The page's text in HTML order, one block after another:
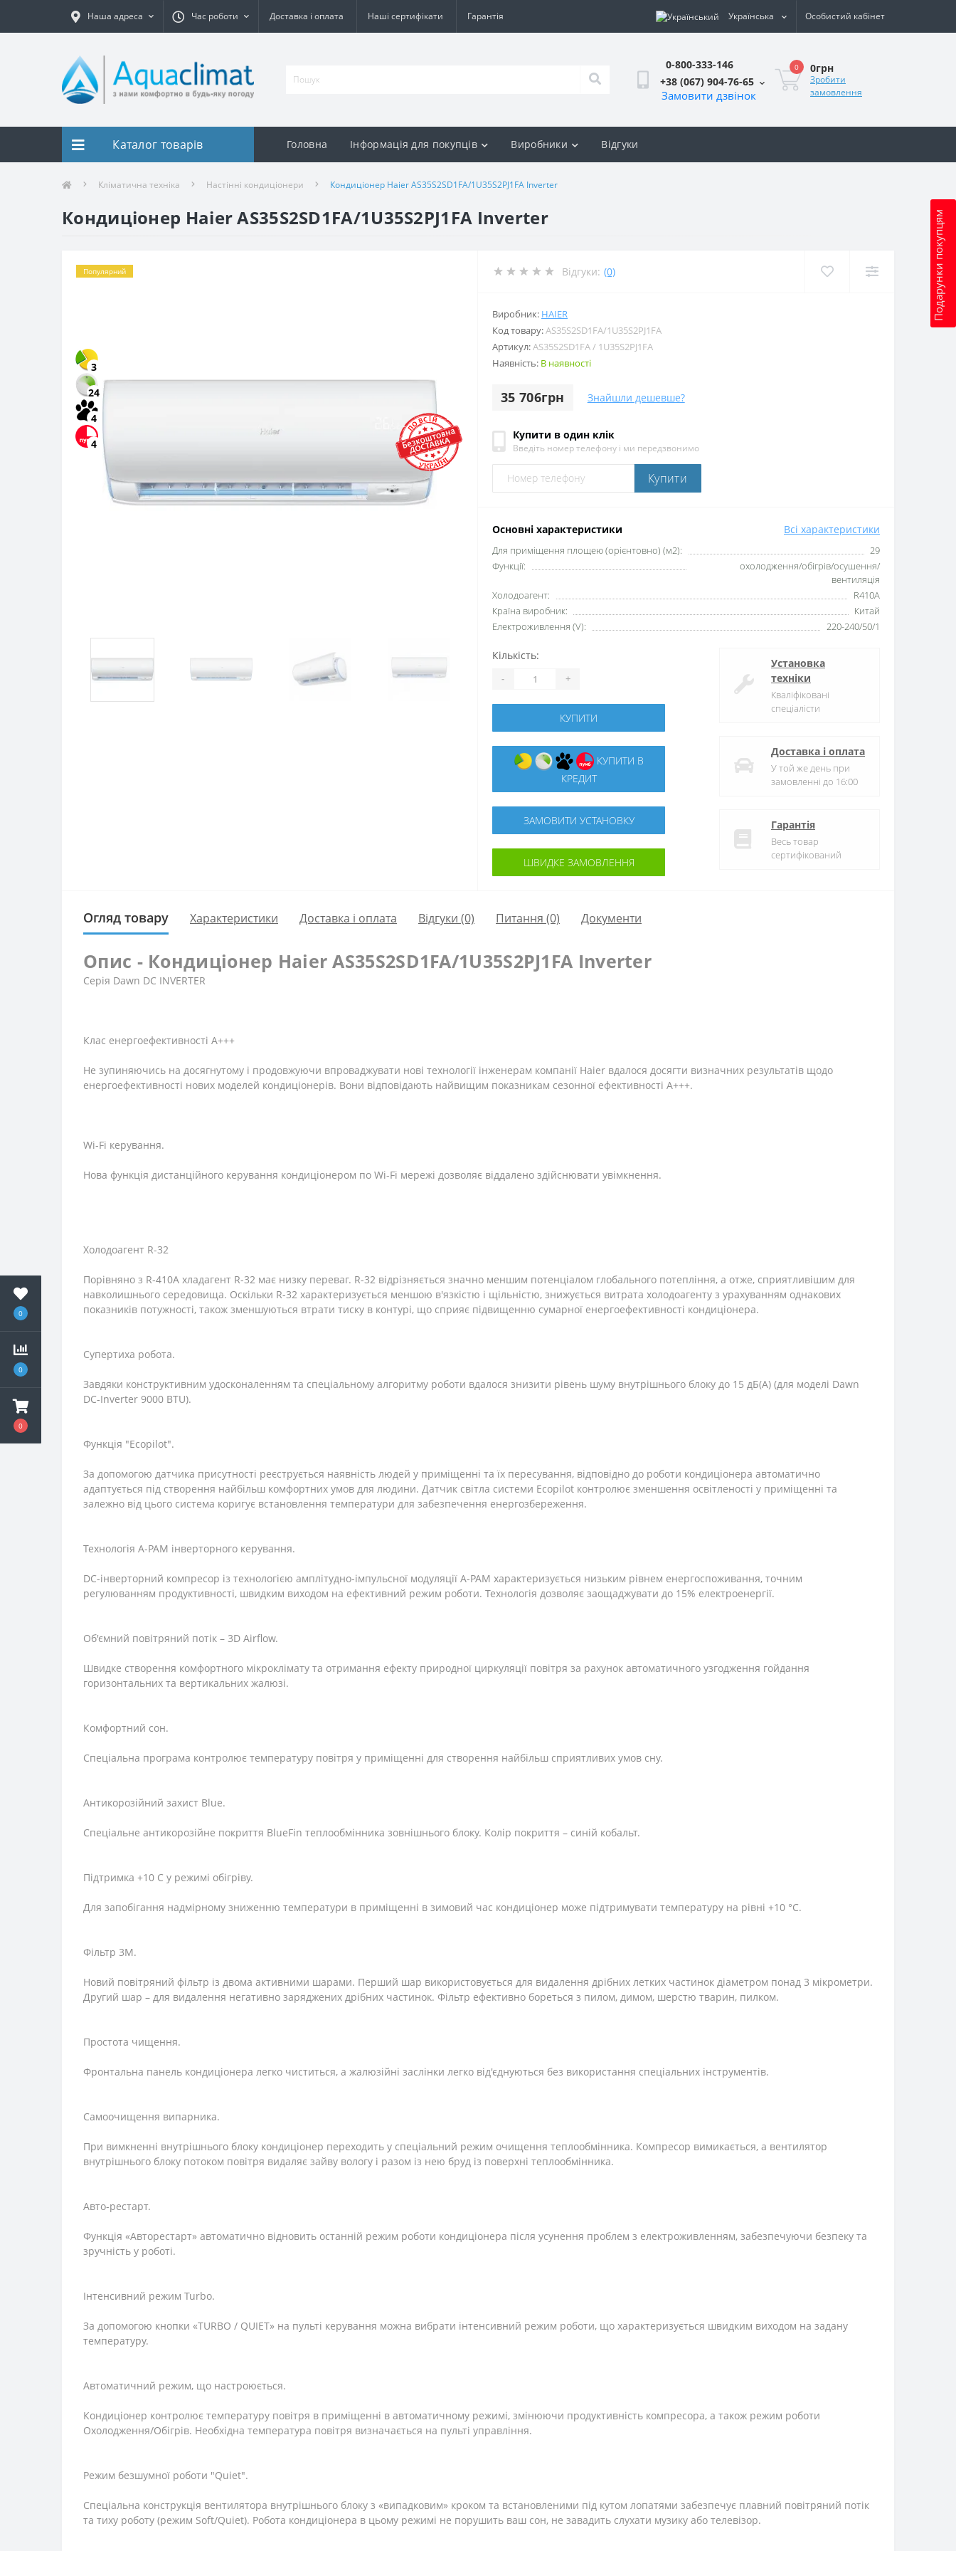
0
0
0
Наша адреса Час роботи Доставка і оплата Наші сертифікати Гарантія Українська Особистий кабінет
0-800-333-146
+38 (067) 904-76-65
Замовити дзвінок
0 0грн
Зробити
замовлення
Подарунки покупцям
Каталог товарів Головна Інформація для покупців Виробники Відгуки
Кліматична техніка Настінні кондиціонери Кондиціонер Haier AS35S2SD1FA/1U35S2PJ1FA Inverter
Кондиціонер Haier AS35S2SD1FA/1U35S2PJ1FA Inverter
Популярний
3
24
4
4
Відгуки: (0)
Виробник: HAIER
Код товару:AS35S2SD1FA/1U35S2PJ1FA
Артикул:AS35S2SD1FA / 1U35S2PJ1FA
Наявність: В наявності
35 706грн Знайшли дешевше?
Купити в один клік
Введіть номер телефону і ми передзвонимо
Купити
Основні характеристики Всі характеристики
Для приміщення площею (орієнтовно) (м2):
29
Функції:
охолодження/обігрів/осушення/
вентиляція
Xолодоагент:
R410А
Країна виробник:
Китай
Електроживлення (V):
220-240/50/1
Кількість:
- +
КУПИТИ
КУПИТИ В
КРЕДИТ
ЗАМОВИТИ УСТАНОВКУ
ШВИДКЕ ЗАМОВЛЕННЯ
Установка
техніки
Кваліфіковані
спеціалісти
Доставка і оплата
У той же день при
замовленні до 16:00
Гарантія
Весь товар
сертифікований
Огляд товару Характеристики Доставка і оплата Відгуки (0) Питання (0) Документи
Опис - Кондиціонер Haier AS35S2SD1FA/1U35S2PJ1FA Inverter
Серія Dawn DC INVERTER
Клас енергоефективності A+++
Не зупиняючись на досягнутому і продовжуючи впроваджувати нові технології інженерам компанії Haier вдалося досягти визначних результатів щодо
енергоефективності нових моделей кондиціонерів. Вони відповідають найвищим показникам сезонної ефективності A+++.
Wi-Fi керування.
Нова функція дистанційного керування кондиціонером по Wi-Fi мережі дозволяє віддалено здійснювати увімкнення.
Холодоагент R-32
Порівняно з R-410A хладагент R-32 має низку переваг. R-32 відрізняється значно меншим потенціалом глобального потепління, а отже, сприятливішим для
навколишнього середовища. Оскільки R-32 характеризується меншою в'язкістю і щільністю, знижується витрата холодоагенту з урахуванням однакових
показників потужності, також зменшуються втрати тиску в контурі, що сприяє підвищенню сумарної енергоефективності кондиціонера.
Супертиха робота.
Завдяки конструктивним удосконаленням та спеціальному алгоритму роботи вдалося знизити рівень шуму внутрішнього блоку до 15 дБ(А) (для моделі Dawn
DC-Inverter 9000 BTU).
Функція "Ecopilot".
За допомогою датчика присутності реєструється наявність людей у ​​приміщенні та їх пересування, відповідно до роботи кондиціонера автоматично
адаптується під створення найбільш комфортних умов для людини. Датчик світла системи Ecopilot контролює зменшення освітленості у приміщенні та
залежно від цього система коригує встановлення температури для забезпечення енергозбереження.
Технологія A-PAM інверторного керування.
DC-інверторний компресор із технологією амплітудно-імпульсної модуляції A-PAM характеризується низьким рівнем енергоспоживання, точним
регулюванням продуктивності, швидким виходом на ефективний режим роботи. Технологія дозволяє заощаджувати до 15% електроенергії.
Об'ємний повітряний потік – 3D Airflow.
Швидке створення комфортного мікроклімату та отримання ефекту природної циркуляції повітря за рахунок автоматичного узгодження гойдання
горизонтальних та вертикальних жалюзі.
Комфортний сон.
Спеціальна програма контролює температуру повітря у приміщенні для створення найбільш сприятливих умов сну.
Антикорозійний захист Blue.
Спеціальне антикорозійне покриття BlueFin теплообмінника зовнішнього блоку. Колір покриття – синій кобальт.
Підтримка +10 С у режимі обігріву.
Для запобігання надмірному зниженню температури в приміщенні в зимовий час кондиціонер може підтримувати температуру на рівні +10 °С.
Фільтр 3М.
Новий повітряний фільтр із двома активними шарами. Перший шар використовується для видалення дрібних летких частинок діаметром понад 3 мікрометри.
Другий шар – для видалення негативно заряджених дрібних частинок. Фільтр ефективно бореться з пилом, димом, шерстю тварин, пилком.
Простота чищення.
Фронтальна панель кондиціонера легко чиститься, а жалюзійні заслінки легко від'єднуються без використання спеціальних інструментів.
Самоочищення випарника.
При вимкненні внутрішнього блоку кондиціонер переходить у спеціальний режим очищення теплообмінника. Компресор вимикається, а вентилятор
внутрішнього блоку потоком повітря видаляє зайву вологу і разом із нею бруд із поверхні теплообмінника.
Авто-рестарт.
Функція «Авторестарт» автоматично відновить останній режим роботи кондиціонера після усунення проблем з електроживленням, забезпечуючи безпеку та
зручність у роботі.
Інтенсивний режим Turbo.
За допомогою кнопки «TURBO / QUIET» на пульті керування можна вибрати інтенсивний режим роботи, що характеризується швидким виходом на задану
температуру.
Автоматичний режим, що настроюється.
Кондиціонер контролює температуру повітря в приміщенні в автоматичному режимі, змінюючи продуктивність компресора, а також режим роботи
Охолодження/Обігрів. Необхідна температура повітря визначається на пульті управління.
Режим безшумної роботи "Quiet".
Спеціальна конструкція вентилятора внутрішнього блоку з «випадковим» кроком та встановленими під кутом лопатями забезпечує плавний повітряний потік
та тиху роботу (режим Soft/Quiet). Робота кондиціонера в цьому режимі не порушить ваш сон, не завадить слухати музику або телевізор.